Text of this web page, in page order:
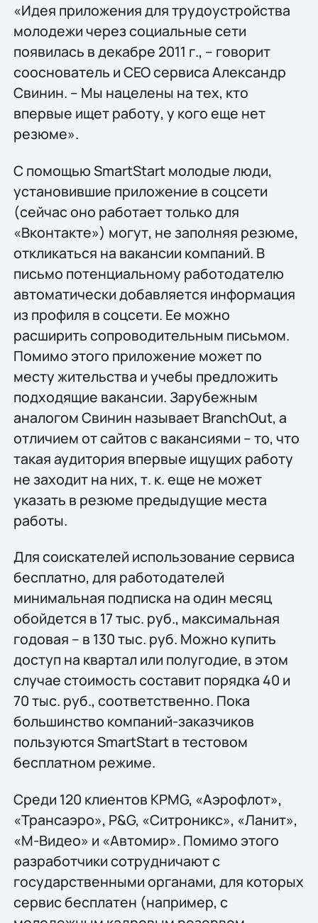
«Идея приложения для трудоустройства
молодежи через социальные сети
появилась в декабре 2011 г., – говорит
сооснователь и CEO сервиса Александр
Свинин. – Мы нацелены на тех, кто
впервые ищет работу, у кого еще нет
резюме».
С помощью SmartStart молодые люди,
установившие приложение в соцсети
(сейчас оно работает только для
«Вконтакте») могут, не заполняя резюме,
откликаться на вакансии компаний. В
письмо потенциальному работодателю
автоматически добавляется информация
из профиля в соцсети. Ее можно
расширить сопроводительным письмом.
Помимо этого приложение может по
месту жительства и учебы предложить
подходящие вакансии. Зарубежным
аналогом Свинин называет BranchOut, а
отличием от сайтов с вакансиями – то, что
такая аудитория впервые ищущих работу
не заходит на них, т. к. еще не может
указать в резюме предыдущие места
работы.
Для соискателей использование сервиса
бесплатно, для работодателей
минимальная подписка на один месяц
обойдется в 17 тыс. руб., максимальная
годовая – в 130 тыс. руб. Можно купить
доступ на квартал или полугодие, в этом
случае стоимость составит порядка 40 и
70 тыс. руб., соответственно. Пока
большинство компаний-заказчиков
пользуются SmartStart в тестовом
бесплатном режиме.
Среди 120 клиентов KPMG, «Аэрофлот»,
«Трансаэро», P&G, «Ситроникс», «Ланит»,
«М-Видео» и «Автомир». Помимо этого
разработчики сотрудничают с
государственными органами, для которых
сервис бесплатен (например, с